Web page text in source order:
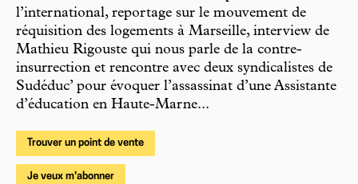
l’international, reportage sur le mouvement de
réquisition des logements à Marseille, interview de
Mathieu Rigouste qui nous parle de la contre-
insurrection et rencontre avec deux syndicalistes de
Sudéduc’ pour évoquer l’assassinat d’une Assistante
d’éducation en Haute-Marne...
Trouver un point de vente
Je veux m'abonner